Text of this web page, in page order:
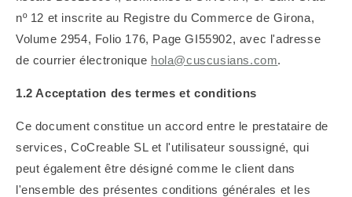
nº 12 et inscrite au Registre du Commerce de Girona,
Volume 2954, Folio 176, Page GI55902, avec l'adresse
de courrier électronique hola@cuscusians.com.
1.2 Acceptation des termes et conditions
Ce document constitue un accord entre le prestataire de
services, CoCreable SL et l'utilisateur soussigné, qui
peut également être désigné comme le client dans
l'ensemble des présentes conditions générales et les